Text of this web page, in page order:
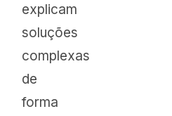
explicam
soluções
complexas
de
forma